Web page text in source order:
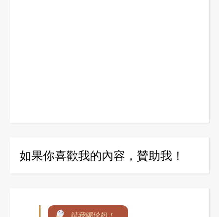
如果你喜歡我的內容，贊助我！